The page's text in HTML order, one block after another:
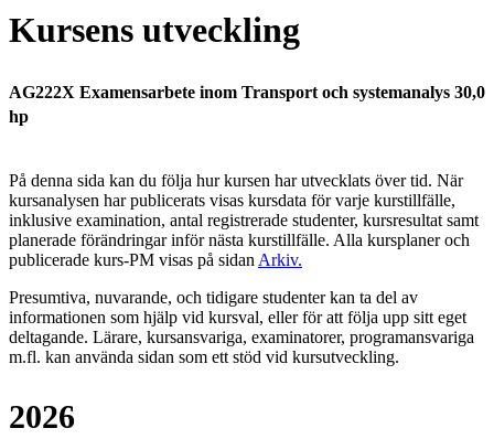
Kursens utveckling
AG222X Examensarbete inom Transport och systemanalys 30,0
hp
På denna sida kan du följa hur kursen har utvecklats över tid. När
kursanalysen har publicerats visas kursdata för varje kurstillfälle,
inklusive examination, antal registrerade studenter, kursresultat samt
planerade förändringar inför nästa kurstillfälle. Alla kursplaner och
publicerade kurs-PM visas på sidan Arkiv.
Presumtiva, nuvarande, och tidigare studenter kan ta del av
informationen som hjälp vid kursval, eller för att följa upp sitt eget
deltagande. Lärare, kursansvariga, examinatorer, programansvariga
m.fl. kan använda sidan som ett stöd vid kursutveckling.
2026